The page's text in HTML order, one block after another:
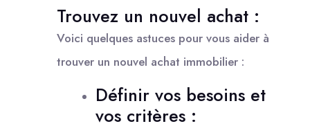
Trouvez un nouvel achat :
Voici quelques astuces pour vous aider à
trouver un nouvel achat immobilier :
Définir vos besoins et
vos critères :